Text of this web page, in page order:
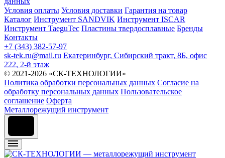
Условия оплаты Условия доставки Гарантия на товар
Каталог Инструмент SANDVIK Инструмент ISCAR
Инструмент TaeguTec Пластины твердосплавные Бренды
Контакты
+7 (343) 382-57-97
sk-tek.ru@mail.ru Екатеринбург, Сибирский тракт, 8Б, офис
222, 2-й этаж
© 2021-2026 «СК-ТЕХНОЛОГИИ»
Политика обработки персональных данных Согласие на
обработку персональных данных Пользовательское
соглашение Оферта
Металлорежущий инструмент